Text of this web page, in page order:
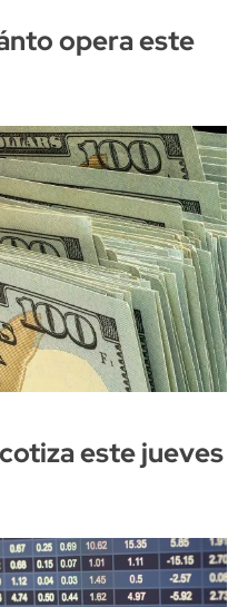
opera este
este jueves